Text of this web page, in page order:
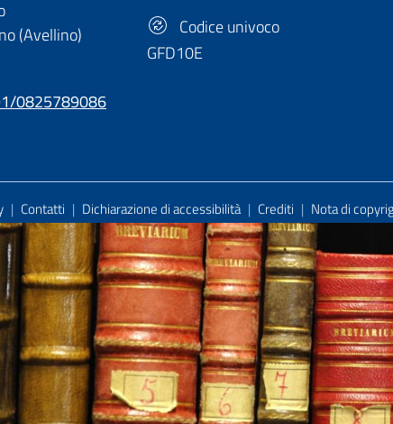
(Avellino)
0825789086
Codice univoco
GFD10E
Section
| Contatti | Dichiarazione di accessibilità | Crediti | Nota di